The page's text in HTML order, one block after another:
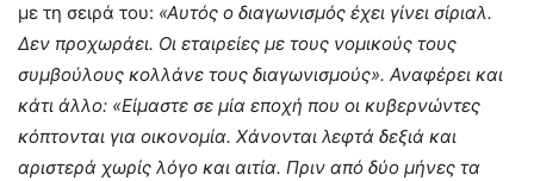
με τη σειρά του: «Αυτός ο διαγωνισμός έχει γίνει σίριαλ.
Δεν προχωράει. Οι εταιρείες με τους νομικούς τους
συμβούλους κολλάνε τους διαγωνισμούς». Αναφέρει και
κάτι άλλο: «Είμαστε σε μία εποχή που οι κυβερνώντες
κόπτονται για οικονομία. Χάνονται λεφτά δεξιά και
αριστερά χωρίς λόγο και αιτία. Πριν από δύο μήνες τα